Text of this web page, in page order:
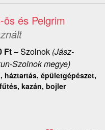
és Pelgrim
Ft–Szolnok(Jász-
Szolnok megye)
háztartás, épületgépészet,
kazán, bojler